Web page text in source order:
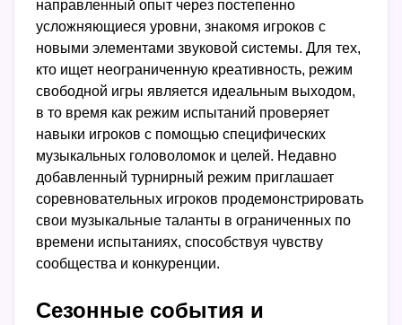
направленный опыт через постепенно
усложняющиеся уровни, знакомя игроков с
новыми элементами звуковой системы. Для тех,
кто ищет неограниченную креативность, режим
свободной игры является идеальным выходом,
в то время как режим испытаний проверяет
навыки игроков с помощью специфических
музыкальных головоломок и целей. Недавно
добавленный турнирный режим приглашает
соревновательных игроков продемонстрировать
свои музыкальные таланты в ограниченных по
времени испытаниях, способствуя чувству
сообщества и конкуренции.
Сезонные события и